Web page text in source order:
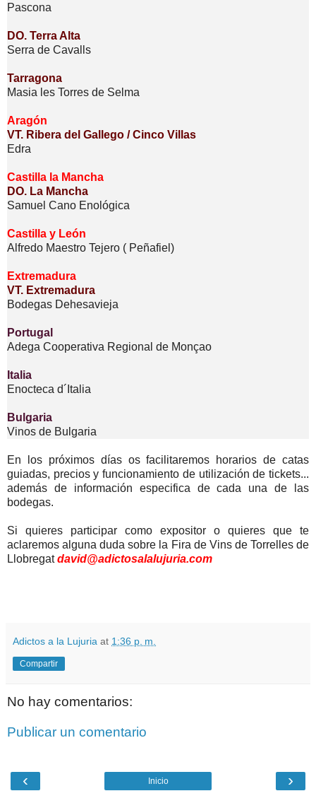
Pascona
DO. Terra Alta
Serra de Cavalls
Tarragona
Masia les Torres de Selma
Aragón
VT. Ribera del Gallego / Cinco Villas
Edra
Castilla la Mancha
DO. La Mancha
Samuel Cano Enológica
Castilla y León
Alfredo Maestro Tejero ( Peñafiel)
Extremadura
VT. Extremadura
Bodegas Dehesavieja
Portugal
Adega Cooperativa Regional de Monçao
Italia
Enocteca d´Italia
Bulgaria
Vinos de Bulgaria
En los próximos días os facilitaremos horarios de catas
guiadas, precios y funcionamiento de utilización de tickets...
además de información especifica de cada una de las
bodegas.
Si quieres participar como expositor o quieres que te
aclaremos alguna duda sobre la Fira de Vins de Torrelles de
Llobregat david@adictosalalujuria.com
Adictos a la Lujuria at 1:36 p. m.
Compartir
No hay comentarios:
Publicar un comentario
‹ ›
Inicio